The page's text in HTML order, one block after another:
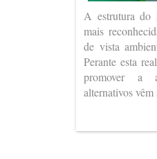
A estrutura do
mais
de vista
Perante esta
promover a
alternativos vêm